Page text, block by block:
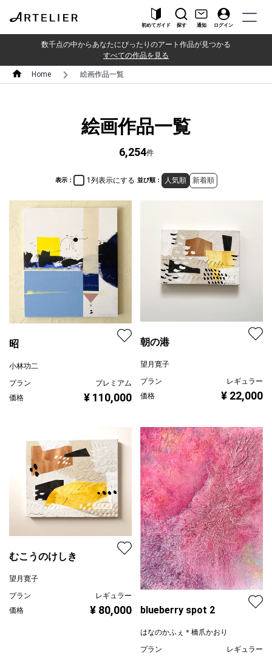
初めてガイド 探す 通知 ログイン
数千点の中からあなたにぴったりのアート作品が見つかる
すべての作品を見る
Home 絵画作品一覧
絵画作品一覧
6,254件
表示： 1列表示にする 並び順： 人気順 新着順
昭
小林功二
プラン
プレミアム
価格
¥ 110,000
朝の港
望月寛子
プラン
レギュラー
価格
¥ 22,000
むこうのけしき
望月寛子
プラン
レギュラー
価格
¥ 80,000 blueberry spot 2
はなのかふぇ＊橋爪かおり
プラン
レギュラー